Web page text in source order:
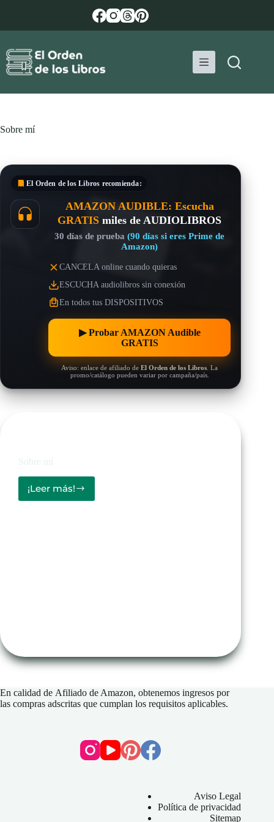
Sobre mí
El Orden de los Libros recomienda:
AMAZON AUDIBLE: Escucha
GRATIS miles de AUDIOLIBROS
30 días de prueba(90 días si eres Prime de
Amazon)
CANCELA online cuando quieras
ESCUCHA audiolibros sin conexión
En todos tus DISPOSITIVOS
▶︎ Probar AMAZON Audible
GRATIS
Aviso: enlace de afiliado deEl Orden de los Libros . La
promo/catálogo pueden variar por campaña/país.
Sobre mí
¡Leer más!
Sobre
En calidad de Afiliado de Amazon, obtenemos ingresos por
las compras adscritas que cumplan los requisitos aplicables.
Aviso Legal
Política de privacidad
Sitemap